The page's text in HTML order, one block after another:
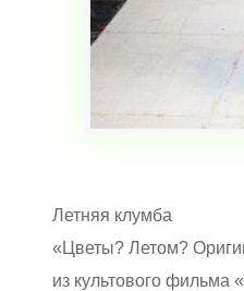
Летняя клумба
«Цветы? Летом?
из культового фильма